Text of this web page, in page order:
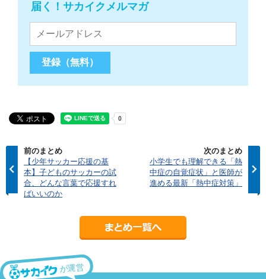
届く！サカイクメルマガ
前のまとめ
【少年サッカー応援の基
本】子どものサッカーの試
合、どんな言葉で応援すれ
ばいいのか
次のまとめ
小学生でも理解できる「熱
中症の自覚症状」と医師が
進める最新「熱中症対策」
が運営